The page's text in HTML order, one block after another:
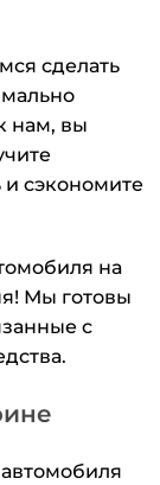
сделать
нам, вы
сэкономите
на
Мы готовы
с